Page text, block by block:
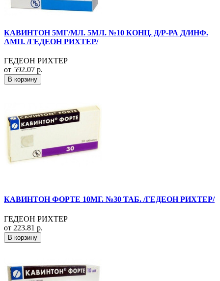
КАВИНТОН 5МГ/МЛ. 5МЛ. №10 КОНЦ. Д/Р-РА Д/ИНФ.
АМП. /ГЕДЕОН РИХТЕР/
ГЕДЕОН РИХТЕР
от 592.07 р.
В корзину
КАВИНТОН ФОРТЕ 10МГ. №30 ТАБ. /ГЕДЕОН РИХТЕР/
ГЕДЕОН РИХТЕР
от 223.81 р.
В корзину